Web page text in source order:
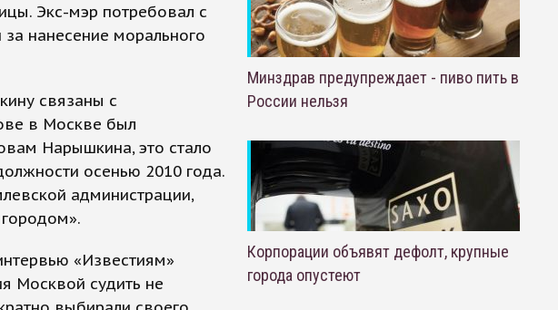
Экс-мэр потребовал с
нанесение морального
связаны с
в Москве был
Нарышкина, это стало
осенью 2010 года.
администрации,
«Известиям»
Москвой судить не
Минздрав предупреждает - пиво пить в
России нельзя
Корпорации объявят дефолт, крупные
города опустеют